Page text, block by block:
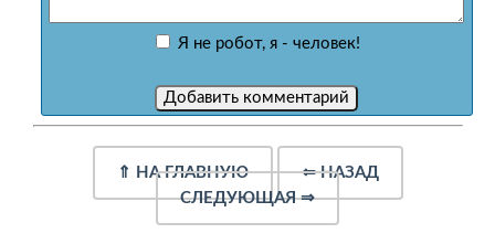
Я не робот, я - человек!
⇑ НА ГЛАВНУЮ ⇐НАЗАД
СЛЕДУЮЩАЯ⇒